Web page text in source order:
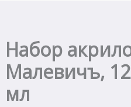
Набор
Малевичъ,
мл